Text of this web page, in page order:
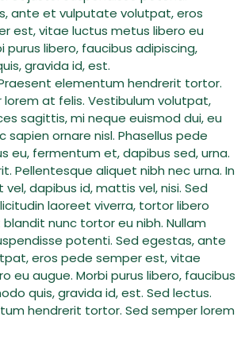
ante et vulputate volutpat, eros
est, vitae luctus metus libero eu
purus libero, faucibus adipiscing,
gravida id, est.
elementum hendrerit tortor.
lorem at felis. Vestibulum volutpat,
sagittis, mi neque euismod dui, eu
sapien ornare nisl. Phasellus pede
eu, fermentum et, dapibus sed, urna.
Pellentesque aliquet nibh nec urna. In
vel, dapibus id, mattis vel, nisi. Sed
laoreet viverra, tortor libero
nunc tortor eu nibh. Nullam
potenti. Sed egestas, ante
eros pede semper est, vitae
eu augue. Morbi purus libero, faucibus
quis, gravida id, est. Sed lectus.
hendrerit tortor. Sed semper lorem